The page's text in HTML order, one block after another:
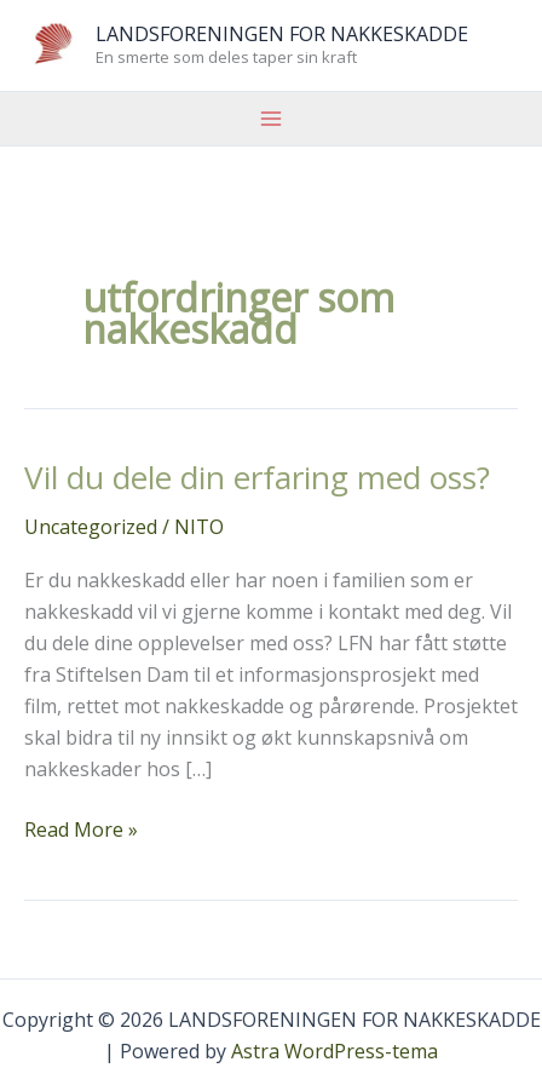
LANDSFORENINGEN FOR NAKKESKADDE
En smerte som deles taper sin kraft
utfordringer som
nakkeskadd
Vil du dele din erfaring med oss?
Uncategorized / NITO
Er du nakkeskadd eller har noen i familien som er
nakkeskadd vil vi gjerne komme i kontakt med deg. Vil
du dele dine opplevelser med oss? LFN har fått støtte
fra Stiftelsen Dam til et informasjonsprosjekt med
film, rettet mot nakkeskadde og pårørende. Prosjektet
skal bidra til ny innsikt og økt kunnskapsnivå om
nakkeskader hos […]
Vil
med
oss?
Read More »
Copyright © 2026 LANDSFORENINGEN FOR NAKKESKADDE
| Powered byAstra WordPress-tema